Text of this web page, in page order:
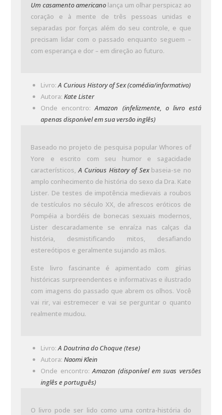
Um casamento americano lança um olhar perspicaz ao
coração e à mente de três pessoas unidas e
separadas por forças além do seu controle, e que
precisam lidar com o passado enquanto seguem –
com esperança e dor – em direção ao futuro.
Livro:A Curious History of Sex (comédia/informativo)
Autora:Kate Lister
Onde encontro:Amazon (infelizmente, o livro está
apenas disponível em sua versão inglês)
Baseado no projeto de pesquisa popular Whores of
Yore e escrito com seu humor e sagacidade
característicos,A Curious History of Sexbaseia-se no
amplo conhecimento de história do sexo da Dra. Kate
Lister. De testes de impotência medievais a roubos
de testículos no século XX, de afrescos eróticos de
Pompéia a bordéis de bonecas sexuais modernos,
Lister descaradamente se enraíza nas calças da
história, desmistificando mitos, desafiando
estereótipos e geralmente sujando as mãos.
Este livro fascinante é apimentado com gírias
históricas surpreendentes e informativas e ilustrado
com imagens do passado que abrem os olhos. Você
vai rir, vai estremecer e vai se perguntar o quanto
realmente mudou.
Livro:A Doutrina do Choque (tese)
Autora:Naomi Klein
Onde encontro:Amazon (disponível em suas versões
inglês e português)
O livro pode ser lido como uma contra-história do